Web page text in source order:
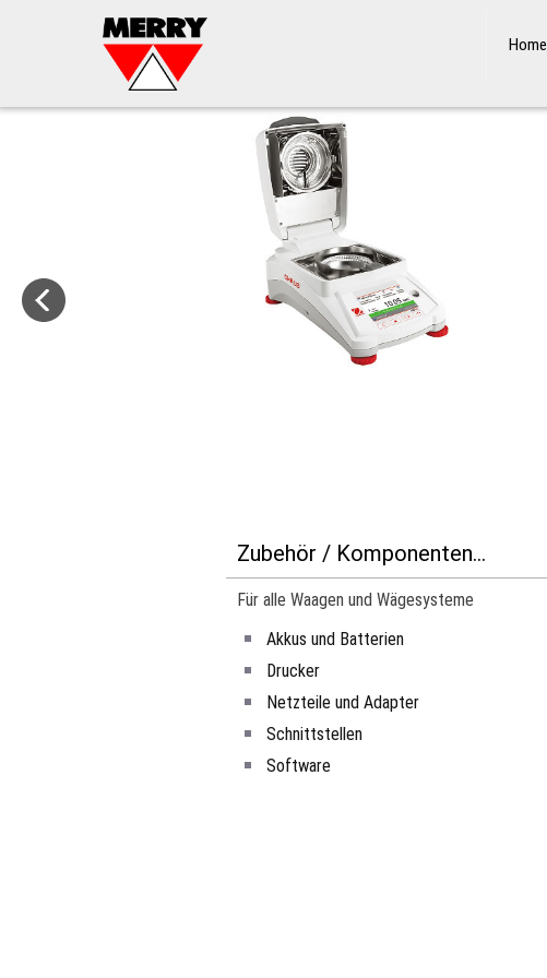
Home
Zubehör / Komponenten...
Für alle Waagen und Wägesysteme
Akkus und Batterien
Drucker
Netzteile und Adapter
Schnittstellen
Software